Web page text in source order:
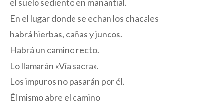
el suelo sediento en manantial.
En el lugar donde se echan los chacales
habrá hierbas, cañas y juncos.
Habrá un camino recto.
Lo llamarán «Vía sacra».
Los impuros no pasarán por él.
Él mismo abre el camino